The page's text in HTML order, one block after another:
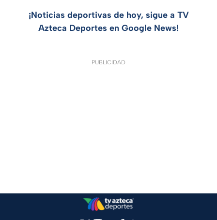
¡Noticias deportivas de hoy, sigue a TV
Azteca Deportes en Google News!
PUBLICIDAD